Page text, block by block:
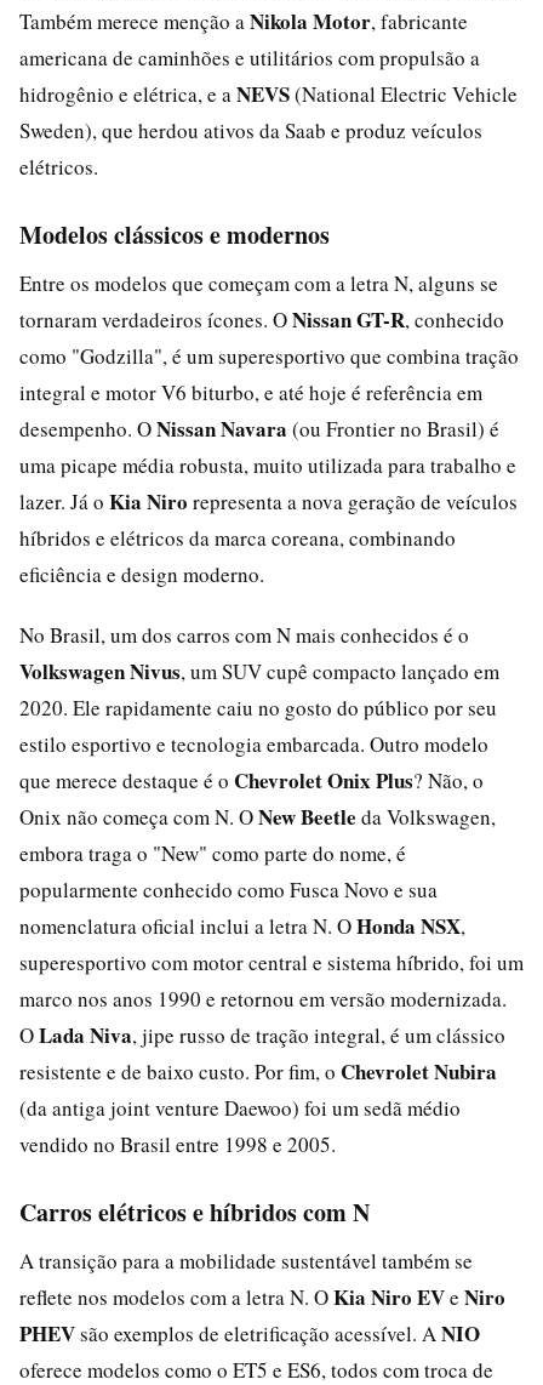
Também merece menção a Nikola Motor, fabricante
americana de caminhões e utilitários com propulsão a
hidrogênio e elétrica, e a NEVS(National Electric Vehicle
Sweden), que herdou ativos da Saab e produz veículos
elétricos.
Modelos clássicos e modernos
Entre os modelos que começam com a letra N, alguns se
tornaram verdadeiros ícones. ONissan GT-R, conhecido
como "Godzilla", é um superesportivo que combina tração
integral e motor V6 biturbo, e até hoje é referência em
desempenho. ONissan Navara (ou Frontier no Brasil) é
uma picape média robusta, muito utilizada para trabalho e
lazer. Já o Kia Niro representa a nova geração de veículos
híbridos e elétricos da marca coreana, combinando
eficiência e design moderno.
No Brasil, um dos carros com N mais conhecidos é o
Volkswagen Nivus, um SUV cupê compacto lançado em
2020. Ele rapidamente caiu no gosto do público por seu
estilo esportivo e tecnologia embarcada. Outro modelo
que merece destaque é o Chevrolet Onix Plus? Não, o
Onix não começa com N. ONew Beetle da Volkswagen,
embora traga o "New" como parte do nome, é
popularmente conhecido como Fusca Novo e sua
nomenclatura oficial inclui a letra N. OHonda NSX,
superesportivo com motor central e sistema híbrido, foi um
marco nos anos 1990 e retornou em versão modernizada.
OLada Niva, jipe russo de tração integral, é um clássico
resistente e de baixo custo. Por fim, o Chevrolet Nubira
(da antiga joint venture Daewoo) foi um sedã médio
vendido no Brasil entre 1998 e 2005.
Carros elétricos e híbridos com N
A transição para a mobilidade sustentável também se
reflete nos modelos com a letra N. OKia Niro EVe Niro
PHEVsão exemplos de eletrificação acessível. A NIO
oferece modelos como o ET5 e ES6, todos com troca de